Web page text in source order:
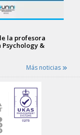
la profesora
&
Más noticias